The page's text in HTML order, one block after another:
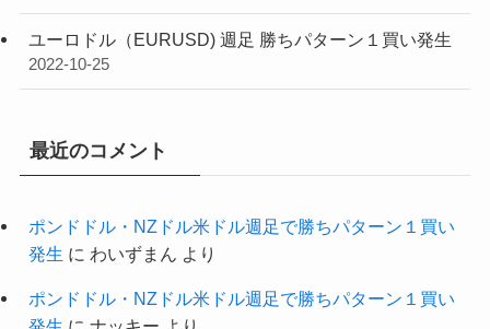
ユーロドル（EURUSD) 週足 勝ちパターン１買い発生
2022-10-25
最近のコメント
ポンドドル・NZドル米ドル週足で勝ちパターン１買い
発生 に わいずまん より
ポンドドル・NZドル米ドル週足で勝ちパターン１買い